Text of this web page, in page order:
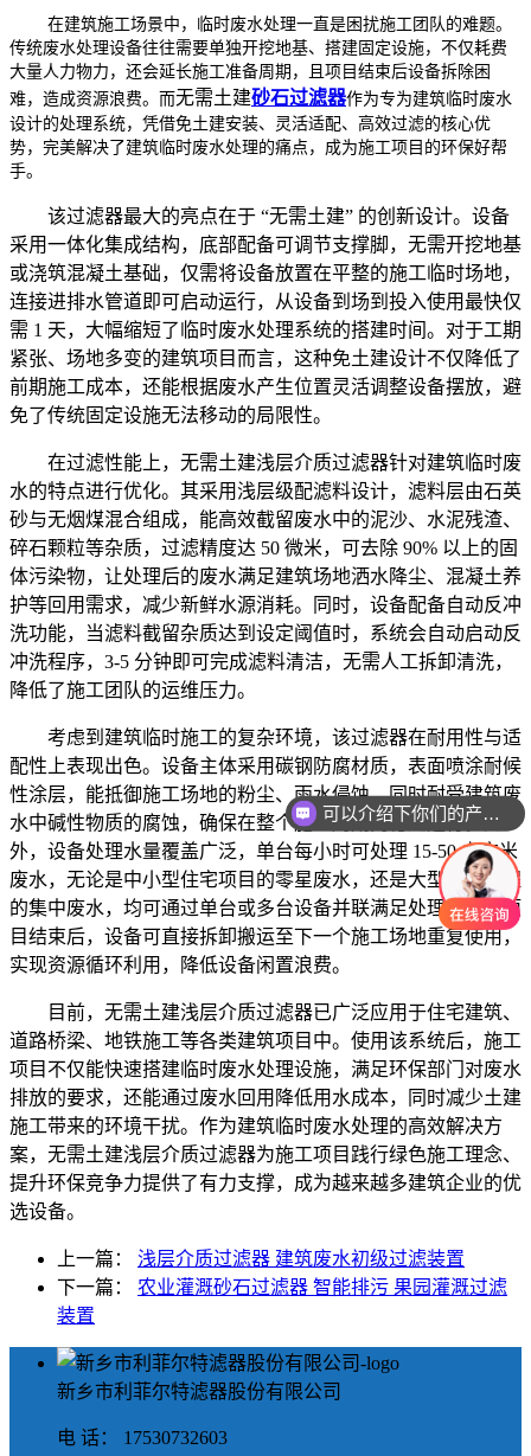
在建筑施工场景中，临时废水处理一直是困扰施工团队的难题。
传统废水处理设备往往需要单独开挖地基、搭建固定设施，不仅耗费
大量人力物力，还会延长施工准备周期，且项目结束后设备拆除困
难，造成资源浪费。而无需土建砂石过滤器作为专为建筑临时废水
设计的处理系统，凭借免土建安装、灵活适配、高效过滤的核心优
势，完美解决了建筑临时废水处理的痛点，成为施工项目的环保好帮
手。
该过滤器最大的亮点在于 “无需土建” 的创新设计。设备
采用一体化集成结构，底部配备可调节支撑脚，无需开挖地基
或浇筑混凝土基础，仅需将设备放置在平整的施工临时场地，
连接进排水管道即可启动运行，从设备到场到投入使用最快仅
需 1 天，大幅缩短了临时废水处理系统的搭建时间。对于工期
紧张、场地多变的建筑项目而言，这种免土建设计不仅降低了
前期施工成本，还能根据废水产生位置灵活调整设备摆放，避
免了传统固定设施无法移动的局限性。
在过滤性能上，无需土建浅层介质过滤器针对建筑临时废
水的特点进行优化。其采用浅层级配滤料设计，滤料层由石英
砂与无烟煤混合组成，能高效截留废水中的泥沙、水泥残渣、
碎石颗粒等杂质，过滤精度达 50 微米，可去除 90% 以上的固
体污染物，让处理后的废水满足建筑场地洒水降尘、混凝土养
护等回用需求，减少新鲜水源消耗。同时，设备配备自动反冲
洗功能，当滤料截留杂质达到设定阈值时，系统会自动启动反
冲洗程序，3-5 分钟即可完成滤料清洁，无需人工拆卸清洗，
降低了施工团队的运维压力。
考虑到建筑临时施工的复杂环境，该过滤器在耐用性与适
配性上表现出色。设备主体采用碳钢防腐材质，表面喷涂耐候
性涂层，能抵御施工场地的粉尘、雨水侵蚀，同时耐受建筑废
水中碱性物质的腐蚀，确保在整个施工周期内稳定运行。此
外，设备处理水量覆盖广泛，单台每小时可处理 15-50 立方米
废水，无论是中小型住宅项目的零星废水，还是大型市政工程
的集中废水，均可通过单台或多台设备并联满足处理需求。项
目结束后，设备可直接拆卸搬运至下一个施工场地重复使用，
实现资源循环利用，降低设备闲置浪费。
目前，无需土建浅层介质过滤器已广泛应用于住宅建筑、
道路桥梁、地铁施工等各类建筑项目中。使用该系统后，施工
项目不仅能快速搭建临时废水处理设施，满足环保部门对废水
排放的要求，还能通过废水回用降低用水成本，同时减少土建
施工带来的环境干扰。作为建筑临时废水处理的高效解决方
案，无需土建浅层介质过滤器为施工项目践行绿色施工理念、
提升环保竞争力提供了有力支撑，成为越来越多建筑企业的优
选设备。
上一篇： 浅层介质过滤器 建筑废水初级过滤装置
下一篇： 农业灌溉砂石过滤器 智能排污 果园灌溉过滤
装置
新乡市利菲尔特滤器股份有限公司
电 话： 17530732603
可以介绍下你们的产品么